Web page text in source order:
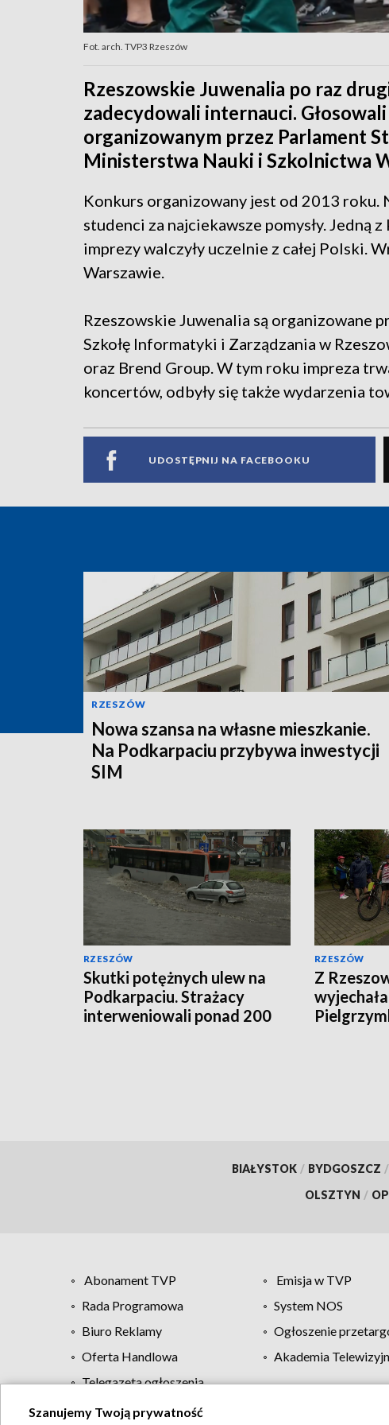
Fot. arch. TVP3 Rzeszów
Rzeszowskie Juwenalia po raz
zadecydowali internauci.
organizowanym przez Parlament
Ministerstwa Nauki i Szkolnictwa
Konkurs organizowany jest od 2013
studenci za najciekawsze pomysły. Jedną
imprezy walczyły uczelnie z całej Polski.
Warszawie.
Rzeszowskie Juwenalia są organizowane
Szkołę Informatyki i Zarządzania w
oraz Brend Group. W tym roku impreza
koncertów, odbyły się także wydarzenia
UDOSTĘPNIJ NA FACEBOOKU
RZESZÓW
Nowa szansa na własne mieszkanie.
Na Podkarpaciu przybywa inwestycji
SIM
RZESZÓW
Skutki potężnych ulew na
Podkarpaciu. Strażacy
interweniowali ponad 200
RZESZÓW
Z
BIAŁYSTOK / BYDGOSZCZ /
OLSZTYN /
Abonament TVP Emisja w TVP
Rada Programowa
System NOS
Biuro Reklamy
Ogłoszenie
Oferta Handlowa
Akademia
Telegazeta ogłoszenia
Szanujemy Twoją prywatność